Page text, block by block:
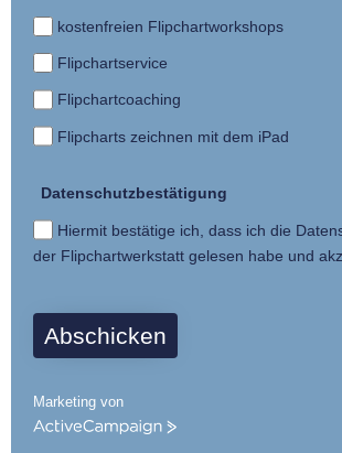
kostenfreien Flipchartworkshops
Flipchartservice
Flipchartcoaching
Flipcharts zeichnen mit dem iPad
Datenschutzbestätigung
Hiermit bestätige ich, dass ich die
der Flipchartwerkstatt gelesen habe und
Abschicken
Marketing von
A